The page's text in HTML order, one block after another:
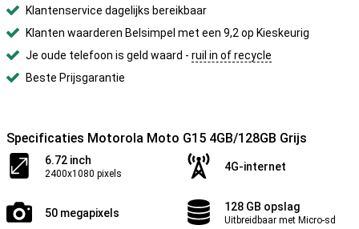
Klantenservice dagelijks bereikbaar
Klanten waarderen Belsimpel met een 9,2 op Kieskeurig
Je oude telefoon is geld waard - ruil in of recycle
Beste Prijsgarantie
Specificaties Motorola Moto G15 4GB/128GB Grijs
6.72 inch
2400x1080 pixels
4G-internet
50 megapixels 128 GB opslag
Uitbreidbaar met Micro-sd